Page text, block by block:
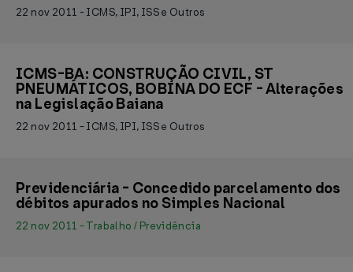
22 nov 2011 - ICMS, IPI, ISS e Outros
ICMS-BA: CONSTRUÇÃO CIVIL, ST
PNEUMÁTICOS, BOBINA DO ECF - Alterações
na Legislação Baiana
22 nov 2011 - ICMS, IPI, ISS e Outros
Previdenciária - Concedido parcelamento dos
débitos apurados no Simples Nacional
22 nov 2011 - Trabalho / Previdência